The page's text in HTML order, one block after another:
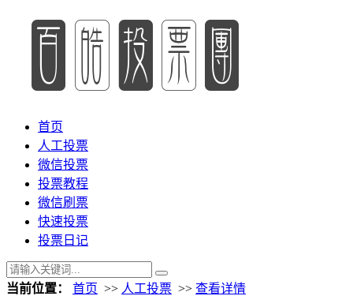
首页
人工投票
微信投票
投票教程
微信刷票
快速投票
投票日记
当前位置： 首页 >> 人工投票 >> 查看详情